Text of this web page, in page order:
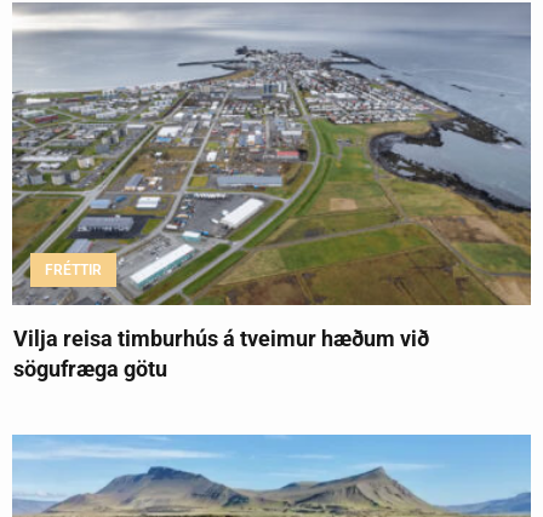
FRÉTTIR
Vilja reisa timburhús á tveimur hæðum við
sögufræga götu